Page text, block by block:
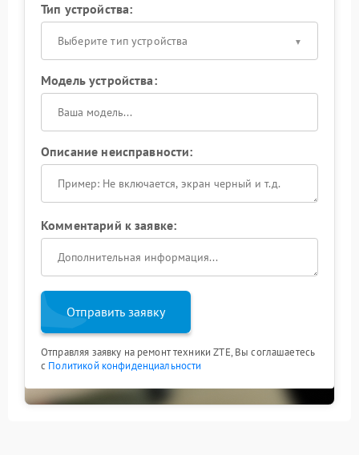
Тип устройства:
Выберите тип устройства
Модель устройства:
Описание неисправности:
Комментарий к заявке:
Отправить заявку
Отправляя заявку на ремонт техники ZTE, Вы соглашаетесь
с Политикой конфиденциальности